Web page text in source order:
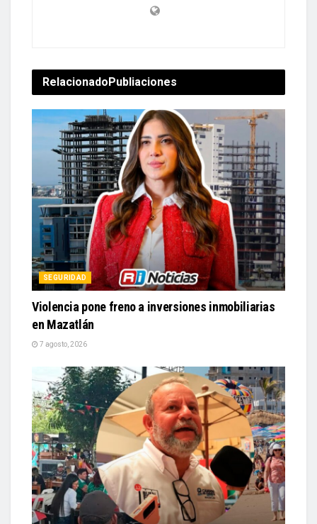
RelacionadoPubliaciones
SEGURIDAD
Violencia pone freno a inversiones inmobiliarias
en Mazatlán
7 agosto, 2026